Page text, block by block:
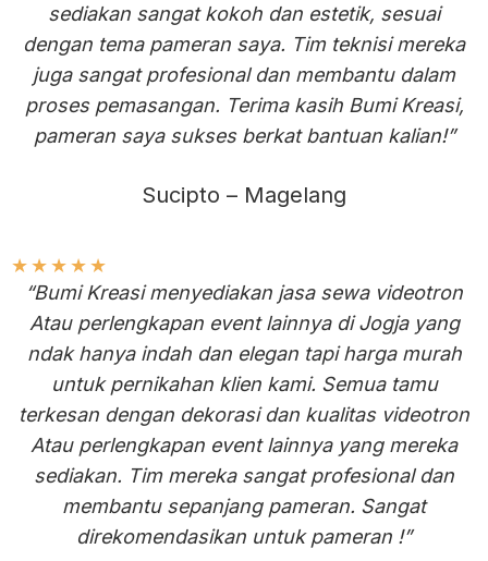
sediakan sangat kokoh dan estetik, sesuai
dengan tema pameran saya. Tim teknisi mereka
juga sangat profesional dan membantu dalam
proses pemasangan. Terima kasih Bumi Kreasi,
pameran saya sukses berkat bantuan kalian!”
Sucipto – Magelang
★★★★★
“Bumi Kreasi menyediakan jasa sewa videotron
Atau perlengkapan event lainnya di Jogja yang
ndak hanya indah dan elegan tapi harga murah
untuk pernikahan klien kami. Semua tamu
terkesan dengan dekorasi dan kualitas videotron
Atau perlengkapan event lainnya yang mereka
sediakan. Tim mereka sangat profesional dan
membantu sepanjang pameran. Sangat
direkomendasikan untuk pameran !”